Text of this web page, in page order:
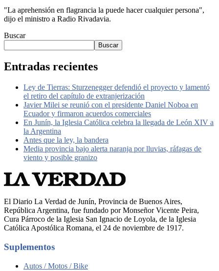
"La aprehensión en flagrancia la puede hacer cualquier persona",
dijo el ministro a Radio Rivadavia.
Buscar
Buscar
Entradas recientes
Ley de Tierras: Sturzenegger defendió el proyecto y lamentó
el retiro del capítulo de extranjerización
Javier Milei se reunió con el presidente Daniel Noboa en
Ecuador y firmaron acuerdos comerciales
En Junín, la Iglesia Católica celebra la llegada de León XIV a
la Argentina
Antes que la ley, la bandera
Media provincia bajo alerta naranja por lluvias, ráfagas de
viento y posible granizo
El Diario La Verdad de Junín, Provincia de Buenos Aires,
República Argentina, fue fundado por Monseñor Vicente Peira,
Cura Párroco de la Iglesia San Ignacio de Loyola, de la Iglesia
Católica Apostólica Romana, el 24 de noviembre de 1917.
Suplementos
Autos / Motos / Bike